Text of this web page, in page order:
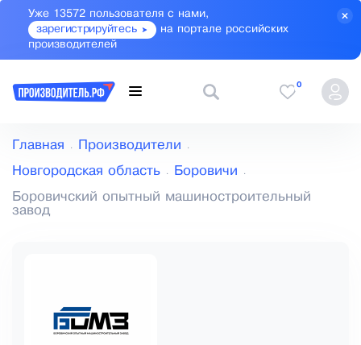
Уже 13572 пользователя с нами,
зарегистрируйтесь
на портале российских
производителей
0
Главная Производители
Новгородская область Боровичи
Боровичский опытный машиностроительный
завод